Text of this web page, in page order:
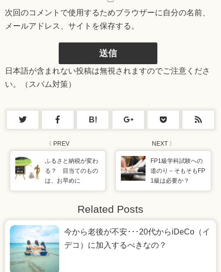
次回のコメントで使用するためブラウザーに自分の名前、
メールアドレス、サイトを保存する。
日本語が含まれない投稿は無視されますのでご注意くださ
い。（スパム対策）
B!
〈 PREV
ふるさと納税が変わ
る？ 目当てのもの
は、お早めに
NEXT 〉
FP1級学科試験への
道のり－そもそもFP
1級は必要か？
Related Posts
今から老後が不安･･･20代からiDeCo（イ
デコ）に加入するべきなの？